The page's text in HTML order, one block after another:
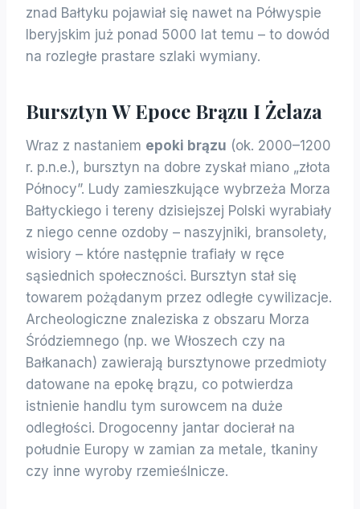
znad Bałtyku pojawiał się nawet na Półwyspie
Iberyjskim już ponad 5000 lat temu – to dowód
na rozległe prastare szlaki wymiany.
Bursztyn W Epoce Brązu I Żelaza
Wraz z nastaniem epoki brązu (ok. 2000–1200
r. p.n.e.), bursztyn na dobre zyskał miano „złota
Północy”. Ludy zamieszkujące wybrzeża Morza
Bałtyckiego i tereny dzisiejszej Polski wyrabiały
z niego cenne ozdoby – naszyjniki, bransolety,
wisiory – które następnie trafiały w ręce
sąsiednich społeczności. Bursztyn stał się
towarem pożądanym przez odległe cywilizacje.
Archeologiczne znaleziska z obszaru Morza
Śródziemnego (np. we Włoszech czy na
Bałkanach) zawierają bursztynowe przedmioty
datowane na epokę brązu, co potwierdza
istnienie handlu tym surowcem na duże
odległości. Drogocenny jantar docierał na
południe Europy w zamian za metale, tkaniny
czy inne wyroby rzemieślnicze.